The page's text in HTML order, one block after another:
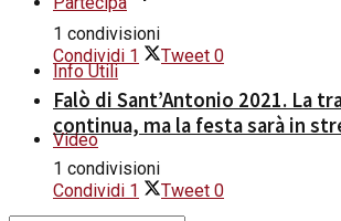
Info Utili
Video
1 condivisioni
Condividi 1 Tweet 0
Falò di Sant’Antonio 2021. La
continua, ma la festa sarà in
1 condivisioni
Condividi 1 Tweet 0